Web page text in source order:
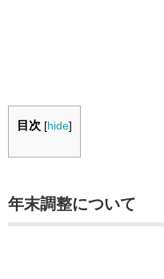
目次 [hide]
年末調整について